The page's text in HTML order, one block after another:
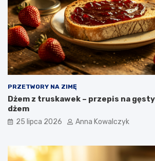
PRZETWORY NA ZIMĘ
Dżem z truskawek – przepis na
dżem
25 lipca 2026 Anna Kowalczyk